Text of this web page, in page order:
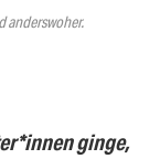
anderswoher.
ginge,